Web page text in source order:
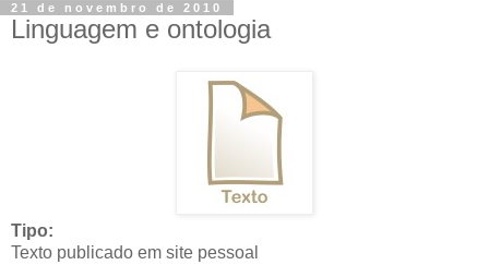
21 de novembro de 2010
Linguagem e ontologia
Tipo:
Texto publicado em site pessoal